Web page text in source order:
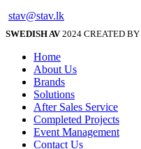
stav@stav.lk
SWEDISH AV 2024 CREATED BY
Home
About Us
Brands
Solutions
After Sales Service
Completed Projects
Event Management
Contact Us